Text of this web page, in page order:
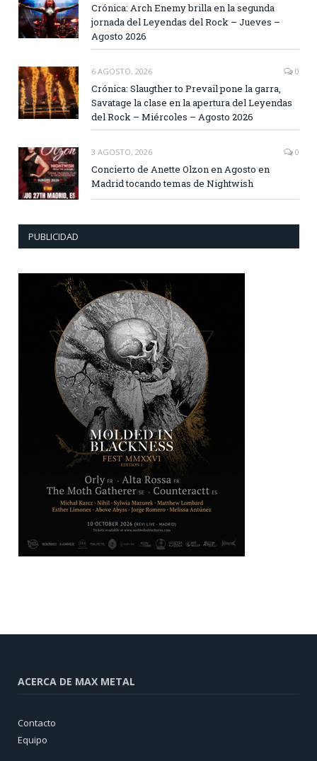
Crónica: Arch Enemy brilla en la segunda
jornada del Leyendas del Rock – Jueves –
Agosto 2026
6 AGOSTO, 2026 0
Crónica: Slaugther to Prevail pone la garra,
Savatage la clase en la apertura del Leyendas
del Rock – Miércoles – Agosto 2026
3 AGOSTO, 2026 0
Concierto de Anette Olzon en Agosto en
Madrid tocando temas de Nightwish
PUBLICIDAD
ACERCA DE MAX METAL
Contacto
Equipo